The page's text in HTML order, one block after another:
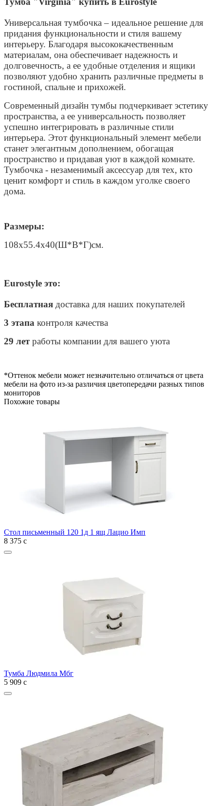
Универсальная тумбочка – идеальное решение для
придания функциональности и стиля вашему
интерьеру. Благодаря высококачественным
материалам, она обеспечивает надежность и
долговечность, а ее удобные отделения и ящики
позволяют удобно хранить различные предметы в
гостиной, спальне и прихожей.
Современный дизайн тумбы подчеркивает эстетику
пространства, а ее универсальность позволяет
успешно интегрировать в различные стили
интерьера. Этот функциональный элемент мебели
станет элегантным дополнением, обогащая
пространство и придавая уют в каждой комнате.
Тумбочка - незаменимый аксессуар для тех, кто
ценит комфорт и стиль в каждом уголке своего
дома.
Размеры:
108х55.4х40(Ш*В*Г)см.
Eurostyle это:
Бесплатная доставка для наших покупателей
3 этапа контроля качества
29 лет работы компании для вашего уюта
*Оттенок мебели может незначительно отличаться от цвета
мебели на фото из-за различия цветопередачи разных типов
мониторов
Похожие товары
Стол письменный 120 1д 1 ящ Лацио Имп
8 375 с
Тумба Людмила Мбг
5 909 с